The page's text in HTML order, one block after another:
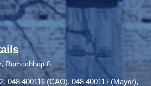
Ramechhap-8
048-400116 (CAO), 048-400117 (Mayor),